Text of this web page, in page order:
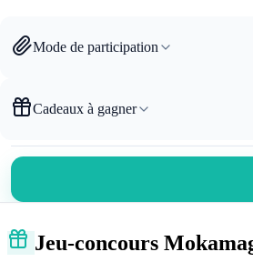
Mode de participation
Cadeaux à gagner
Jeu-concours